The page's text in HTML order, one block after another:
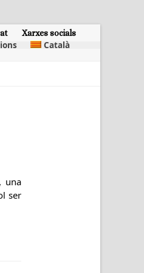
Xarxes socials
Català
una
ser